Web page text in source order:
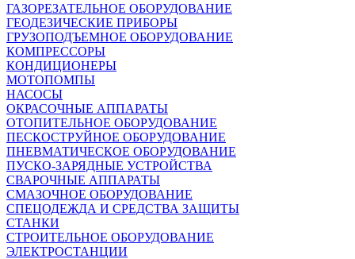
ГАЗОРЕЗАТЕЛЬНОЕ ОБОРУДОВАНИЕ
ГЕОДЕЗИЧЕСКИЕ ПРИБОРЫ
ГРУЗОПОДЪЕМНОЕ ОБОРУДОВАНИЕ
КОМПРЕССОРЫ
КОНДИЦИОНЕРЫ
МОТОПОМПЫ
НАСОСЫ
ОКРАСОЧНЫЕ АППАРАТЫ
ОТОПИТЕЛЬНОЕ ОБОРУДОВАНИЕ
ПЕСКОСТРУЙНОЕ ОБОРУДОВАНИЕ
ПНЕВМАТИЧЕСКОЕ ОБОРУДОВАНИЕ
ПУСКО-ЗАРЯДНЫЕ УСТРОЙСТВА
СВАРОЧНЫЕ АППАРАТЫ
СМАЗОЧНОЕ ОБОРУДОВАНИЕ
СПЕЦОДЕЖДА И СРЕДСТВА ЗАЩИТЫ
СТАНКИ
СТРОИТЕЛЬНОЕ ОБОРУДОВАНИЕ
ЭЛЕКТРОСТАНЦИИ